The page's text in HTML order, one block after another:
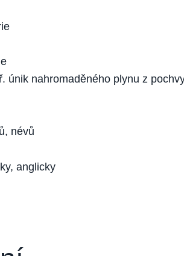
únik nahromaděného plynu z
névů
anglicky